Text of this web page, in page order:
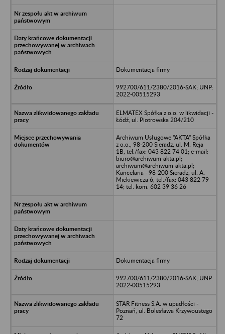
Dokumentacja firmy
992700/611/2380/2016-SAK; UNP:
2022-00515293
ELMATEX Spółka z o.o. w likwidacji -
Łódź, ul. Piotrowska 204/210
Archiwum Usługowe "AKTA" Spółka
z o.o., 98-200 Sieradz, ul. M. Reja
1B, tel./fax: 043 822 74 01; e-mail:
biuro@archiwum-akta.pl;
archiwum@archiwum-akta.pl;
Kancelaria - 98-200 Sieradz, ul. A.
Mickiewicza 6, tel./fax: 043 822 79
14; tel. kom. 602 39 36 26
Dokumentacja firmy
992700/611/2380/2016-SAK; UNP:
2022-00515293
STAR Fitness S.A. w upadłości -
Poznań, ul. Bolesława Krzywoustego
72